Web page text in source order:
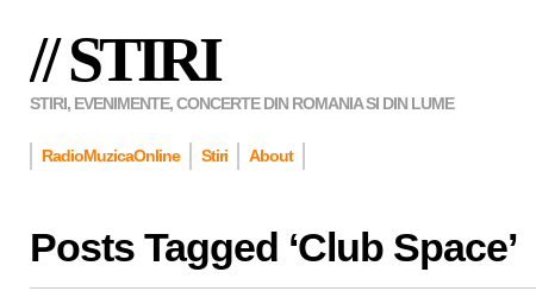
// STIRI
STIRI, EVENIMENTE, CONCERTE DIN ROMANIA SI DIN LUME
RadioMuzicaOnline Stiri About
Posts Tagged ‘Club Space’